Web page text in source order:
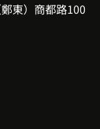
東）商都路100